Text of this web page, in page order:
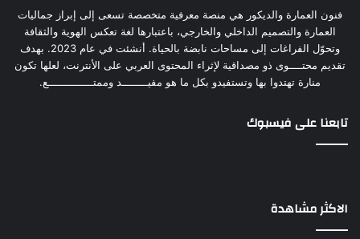
فنون العمارة والديكور هي منصة معرفية متخصصة تسعى إلى إبراز جماليات
العمارة والتصميم الداخلي والخارجي، باعتبارها لغة تعكس الهوية والثقافة
وتحوّل الفراغات إلى مساحات نابضة بالحياة. أنشئت في عام 2023. بهدف
تقديم محتــــوى ذو مصداقية لإثراء المحتوى العربي على الأنترنت، لعلها تكون
منارة تهتدوا بها وتستفيدو بكل ما هو مفيــــــــد وممتــــــــــــــع.
تابعنا على فيسبوك
الاكثر مشاهدة